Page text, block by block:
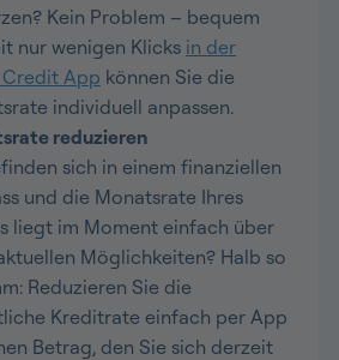
Kein Problem – bequem
nur wenigen Klicks in der
App können Sie die
individuell anpassen.
reduzieren
sich in einem finanziellen
und die Monatsrate Ihres
liegt im Moment einfach über
Möglichkeiten? Halb so
Reduzieren Sie die
Kreditrate einfach per App
Betrag, den Sie sich derzeit